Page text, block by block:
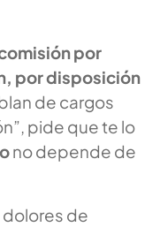
por
por disposición
de cargos
pide que te lo
no depende de
dolores de